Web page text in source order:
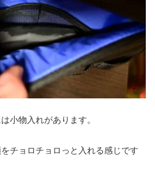
小物入れがあります。
チョロチョロっと入れる感じです